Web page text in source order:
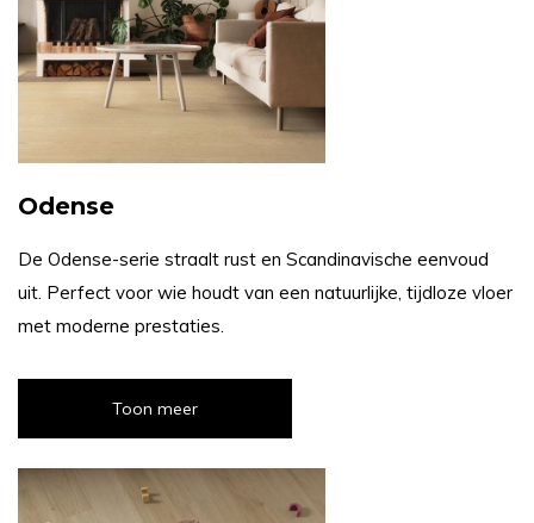
Odense
De Odense-serie straalt rust en Scandinavische eenvoud
uit. Perfect voor wie houdt van een natuurlijke, tijdloze vloer
met moderne prestaties.
Toon meer